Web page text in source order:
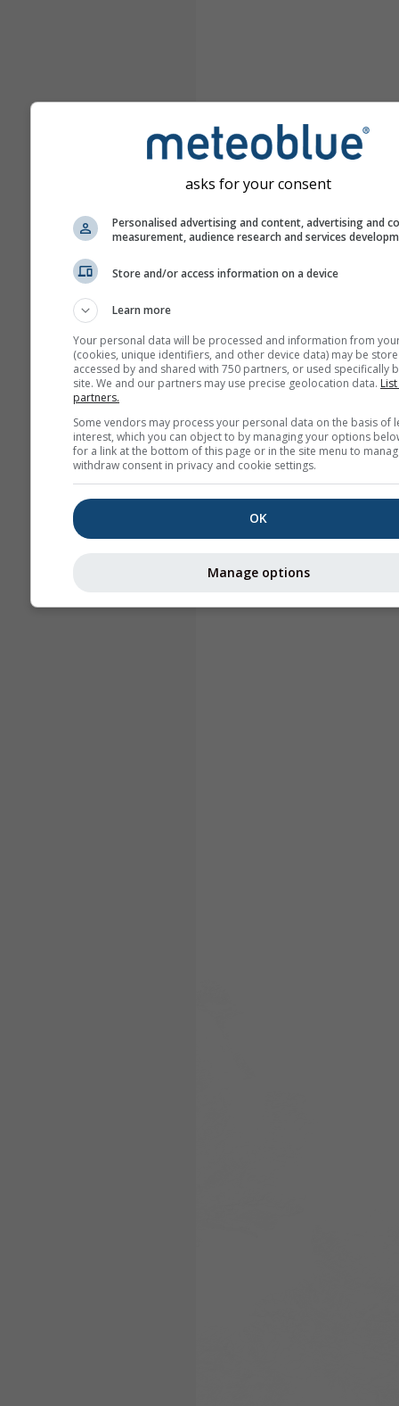
asks for your consent
Personalised advertising and content, advertising and
measurement, audience research and services
Store and/or access information on a device
Learn more
Your personal data will be processed and information from
(cookies, unique identifiers, and other device data) may be
accessed by and shared with 750 partners, or used specifically
site. We and our partners may use precise geolocation data.
partners.
Some vendors may process your personal data on the basis of
interest, which you can object to by managing your options
for a link at the bottom of this page or in the site menu to
withdraw consent in privacy and cookie settings.
OK
Manage options